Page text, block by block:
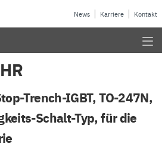
News Karriere Kontakt
Trench-IGBT, TO-247N,
Schalt-Typ, für die